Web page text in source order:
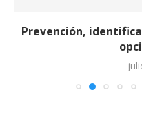
Prevención,